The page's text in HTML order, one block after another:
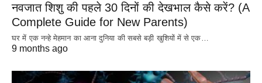
नवजात शिशु की पहले 30 दिनों की देखभाल कैसे करें? (A
Complete Guide for New Parents)
घर में एक नन्हे मेहमान का आना दुनिया की सबसे बड़ी खुशियों में से एक…
9 months ago